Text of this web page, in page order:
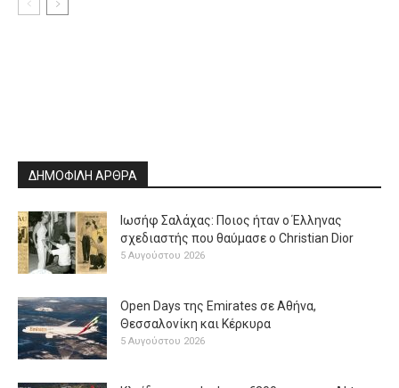
ΔΗΜΟΦΙΛΗ ΑΡΘΡΑ
Ιωσήφ Σαλάχας: Ποιος ήταν ο Έλληνας
σχεδιαστής που θαύμασε ο Christian Dior
5 Αυγούστου 2026
Open Days της Emirates σε Αθήνα,
Θεσσαλονίκη και Κέρκυρα
5 Αυγούστου 2026